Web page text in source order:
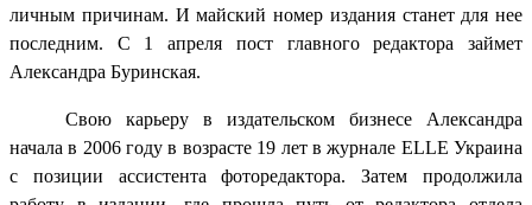
личным причинам. И майский номер издания станет для нее
последним. С 1 апреля пост главного редактора займет
Александра Буринская.
Свою карьеру в издательском бизнесе Александра
начала в 2006 году в возрасте 19 лет в журнале ELLE Украина
с позиции ассистента фоторедактора. Затем продолжила